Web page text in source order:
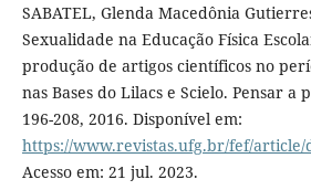
SABATEL, Glenda Macedônia
Sexualidade na Educação Física
produção de artigos científicos no
nas Bases do Lilacs e Scielo. Pensar a
196-208, 2016. Disponível em:
https://www.revistas.ufg.br/fef/article/
Acesso em: 21 jul. 2023.